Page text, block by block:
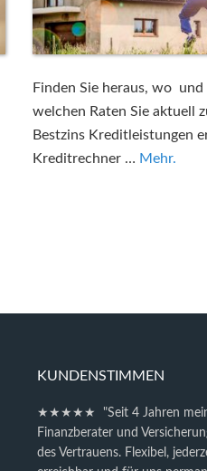
Finden Sie heraus, wo und
welchen Raten Sie aktuell
Bestzins Kreditleistungen
Kreditrechner … Mehr.
KUNDENSTIMMEN
★★★★★ "Seit 4 Jahren
Finanzberater und
des Vertrauens. Flexibel,